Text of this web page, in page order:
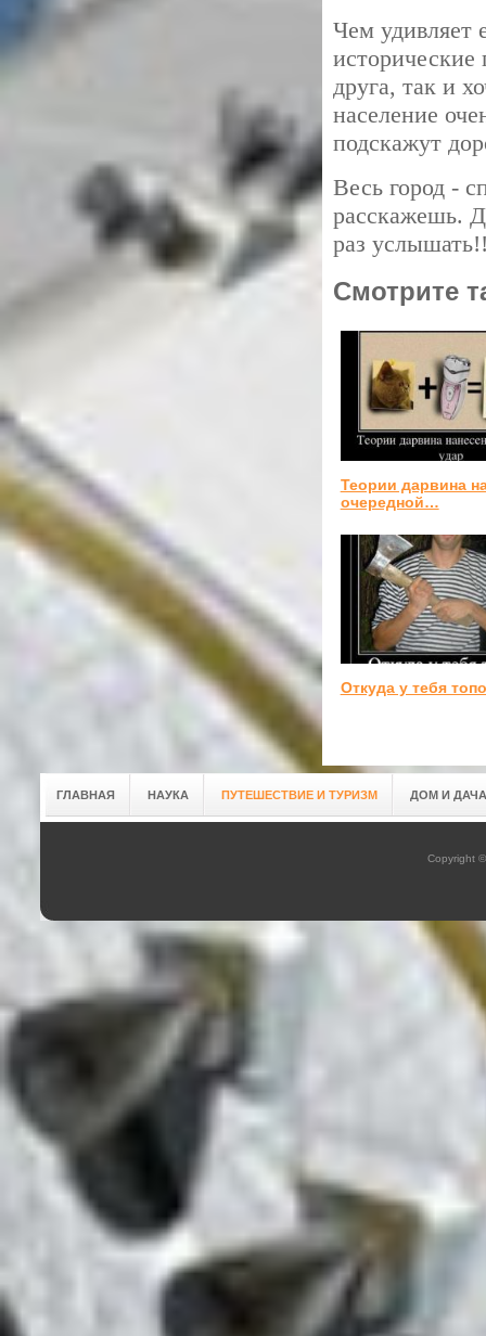
Чем удивляет
друга, так и
население
подскажут
Весь город -
расскажешь.
раз
Смотрите
Теории дарвина
очередной…
Откуда у тебя
ГЛАВНАЯ НАУКА ПУТЕШЕСТВИЕ И ТУРИЗМ ДОМ И ДАЧА
Copyright